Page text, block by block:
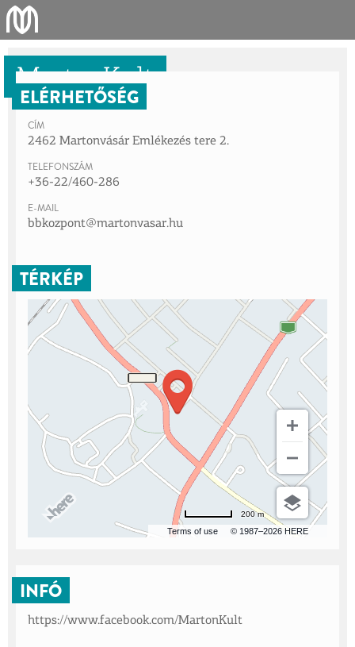
MartonKult
TÉRKÉP
Terms of use © 1987–2026 HERE
200 m
INFÓ
https://www.facebook.com/MartonKult
ELÉRHETŐSÉG
CÍM
2462 Martonvásár Emlékezés tere 2.
TELEFONSZÁM
+36-22/460-286
E-MAIL
bbkozpont@martonvasar.hu